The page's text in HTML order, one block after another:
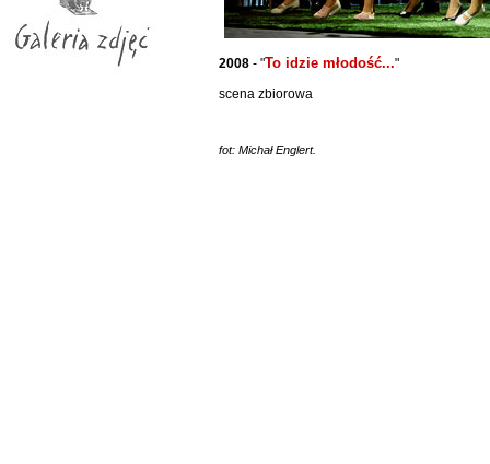
2008 - "To idzie młodość..."
scena zbiorowa
fot: Michał Englert.